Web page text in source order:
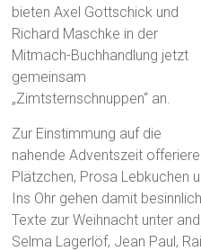
bieten Axel Gottschick und
Richard Maschke in der
Mitmach-Buchhandlung jetzt
gemeinsam
„Zimtsternschnuppen“ an.
Zur Einstimmung auf die
nahende Adventszeit
Plätzchen, Prosa Lebkuchen
Ins Ohr gehen damit
Texte zur Weihnacht unter
Selma Lagerlöf, Jean Paul,